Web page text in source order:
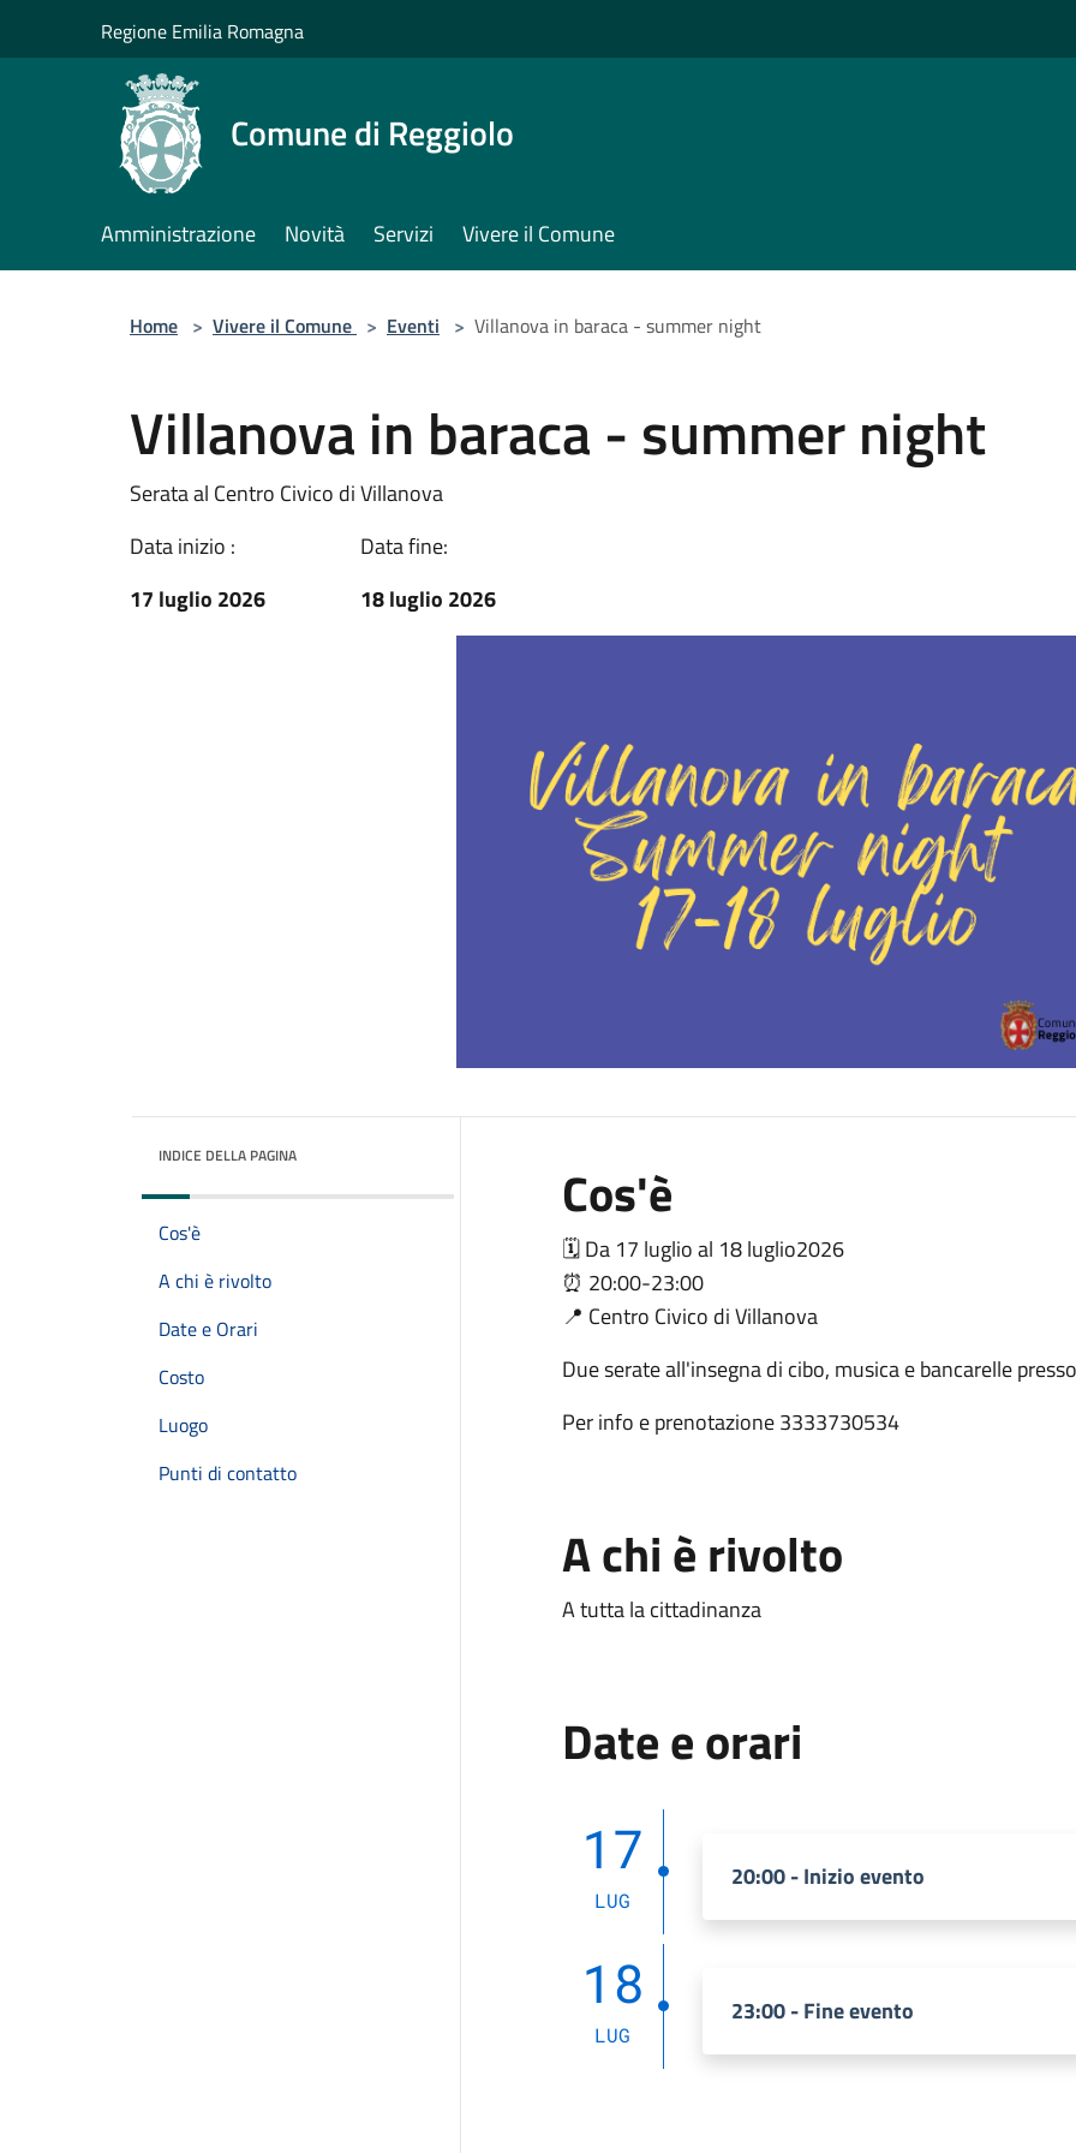
Regione Emilia Romagna
Comune di Reggiolo
Amministrazione Novità Servizi Vivere il Comune
Home > Vivere il Comune > Eventi > Villanova in baraca - summer night
Villanova in baraca - summer night
Serata al Centro Civico di Villanova
Data inizio :
17 luglio 2026
Data fine:
18 luglio 2026
INDICE DELLA PAGINA
Cos'è
A chi è rivolto
Date e Orari
Costo
Luogo
Punti di contatto
Cos'è
🗓️ Da 17 luglio al 18 luglio2026
⏰ 20:00-23:00
📍 Centro Civico di Villanova
Due serate all'insegna di cibo, musica e bancarelle
Per info e prenotazione 3333730534
A chi è rivolto
A tutta la cittadinanza
Date e orari
17
LUG
20:00 - Inizio evento
18
LUG
23:00 - Fine evento